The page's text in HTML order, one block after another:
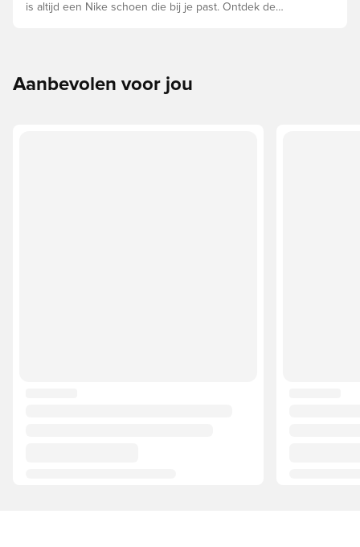
is altijd een Nike schoen die bij je past. Ontdek de
Aanbevolen voor jou